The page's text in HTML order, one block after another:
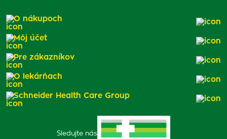
Sledujte nás
O nákupoch
Môj účet
Pre zákazníkov
O lekárňach
Schneider Health Care Group